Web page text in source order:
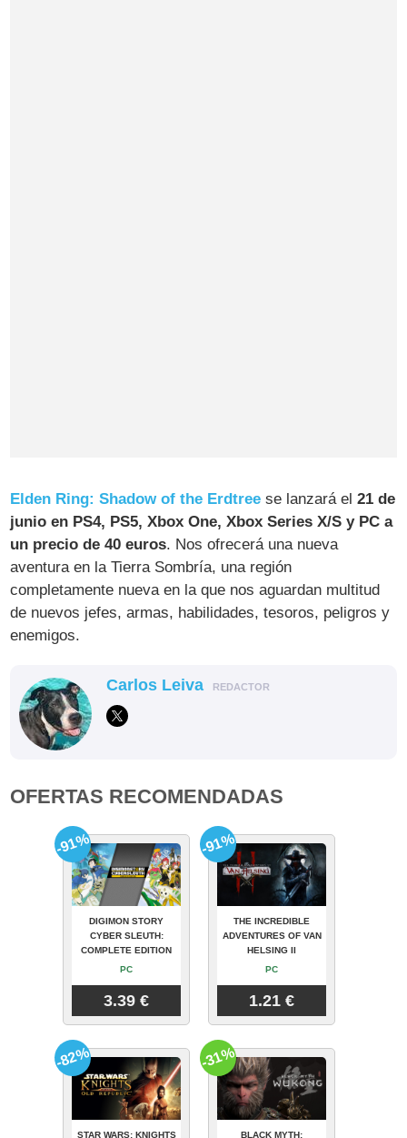
Elden Ring: Shadow of the Erdtree se lanzará el21 de
junio en PS4, PS5, Xbox One, Xbox Series X/S y PC a
un precio de 40 euros. Nos ofrecerá una nueva
aventura en la Tierra Sombría, una región
completamente nueva en la que nos aguardan multitud
de nuevos jefes, armas, habilidades, tesoros, peligros y
enemigos.
Carlos Leiva REDACTOR
OFERTAS RECOMENDADAS
DIGIMON STORY
CYBER SLEUTH:
COMPLETE EDITION
PC
3.39 €
-91%
THE INCREDIBLE
ADVENTURES OF VAN
HELSING II
PC
1.21 €
-91%
STAR WARS: KNIGHTS
-82%
BLACK MYTH:
-31%